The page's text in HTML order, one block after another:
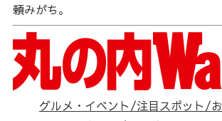
頼みがち。
グルメ・イベント/注目スポット/